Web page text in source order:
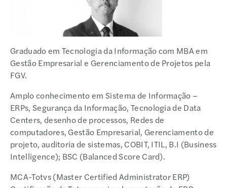
Graduado em Tecnologia da Informação com MBA em
Gestão Empresarial e Gerenciamento de Projetos pela
FGV.
Amplo conhecimento em Sistema de Informação –
ERPs, Segurança da Informação, Tecnologia de Data
Centers, desenho de processos, Redes de
computadores, Gestão Empresarial, Gerenciamento de
projeto, auditoria de sistemas, COBIT, ITIL, B.I (Business
Intelligence); BSC (Balanced Score Card).
MCA-Totvs (Master Certified Administrator ERP)